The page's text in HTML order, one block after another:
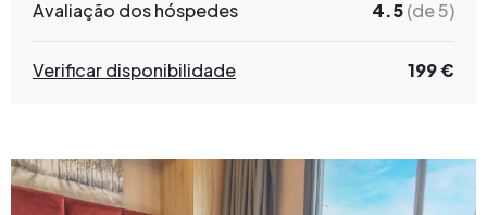
Avaliação dos hóspedes 4.5(de 5)
Verificar disponibilidade 199 €